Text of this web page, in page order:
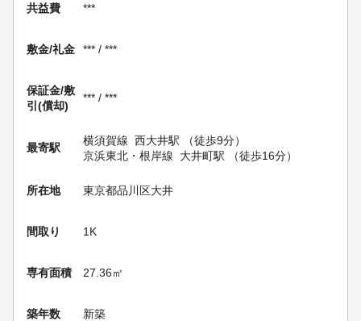
共益費 ***
敷金/礼金 *** / ***
保証金/敷
引(償却)
*** / ***
最寄駅
横須賀線 西大井駅 （徒歩9分）
京浜東北・根岸線
大井町駅 （徒歩16分）
所在地 東京都品川区大井
間取り 1K
専有面積 27.36㎡
築年数 新築